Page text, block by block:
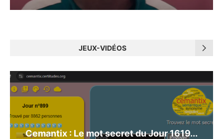
JEUX-VIDÉOS
Cemantix : Le mot secret du Jour 1619...